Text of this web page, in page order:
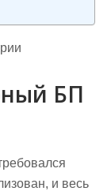
БП
и весь